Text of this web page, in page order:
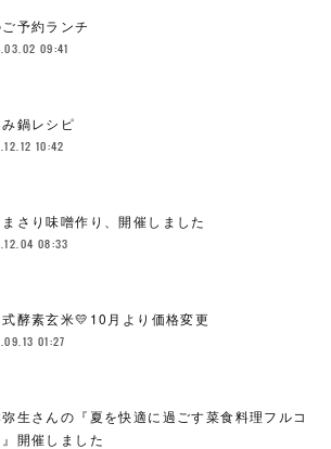
予約ランチ
09:41
鍋レシピ
10:42
まさり味噌作り、開催しました
08:33
酵素玄米💛10月より価格変更
01:27
生さんの『夏を快適に過ごす菜食料理フルコ
開催しました